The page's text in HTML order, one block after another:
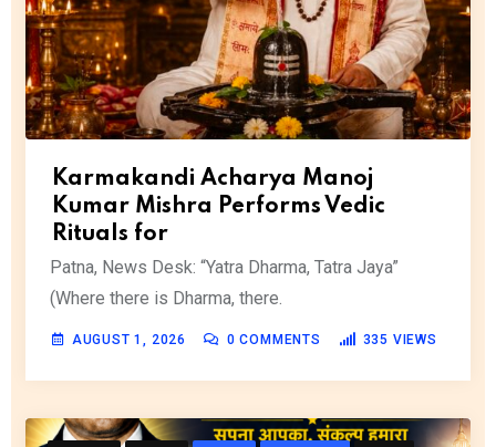
Karmakandi Acharya Manoj
Kumar Mishra Performs Vedic
Rituals for
Patna, News Desk: “Yatra Dharma, Tatra Jaya”
(Where there is Dharma, there.
AUGUST 1, 2026 0 COMMENTS 335 VIEWS